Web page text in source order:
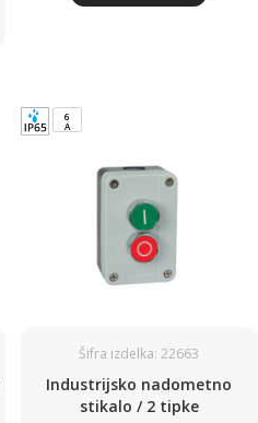
6
A
Šifra izdelka: 22663
Industrijsko nadometno
stikalo / 2 tipke